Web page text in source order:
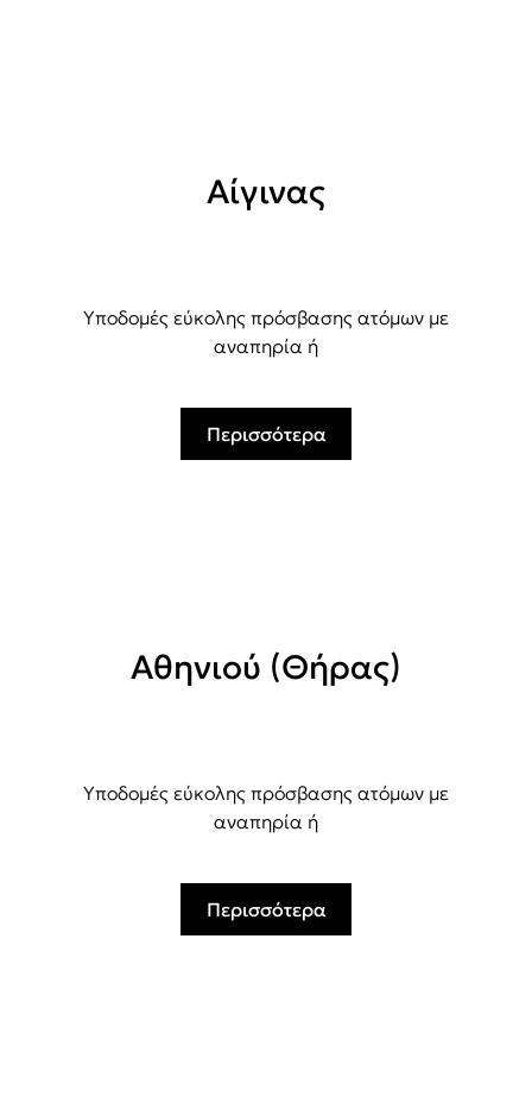
Αίγινας
Υποδομές εύκολης πρόσβασης ατόμων με
αναπηρία ή
Περισσότερα
Αθηνιού (Θήρας)
Υποδομές εύκολης πρόσβασης ατόμων με
αναπηρία ή
Περισσότερα